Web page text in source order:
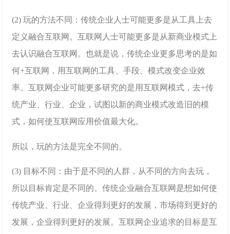
(2) 玩的方法不同：传统企业人士可能更多是从工具上去
定义融合互联网。互联网人士可能更多是从新商业模式上
去认识融合互联网。也就是说，传统企业更多思考的是如
何+互联网，用互联网的工具、手段、模式改变企业效
率。互联网企业可能更多研究的是用互联网模式，去+传
统产业、行业、企业，试图以新的商业模式改造旧的模
式，如何使互联网应用价值最大化。
所以，玩的方法是完全不同的。
(3) 目标不同：由于是不同的人群，从不同的方向去玩，
所以目标肯定是不同的。传统企业融合互联网是想如何使
传统产业、行业、企业得到更好的发展，市场得到更好的
发展，企业得到更好的发展。互联网企业追求的目标是互